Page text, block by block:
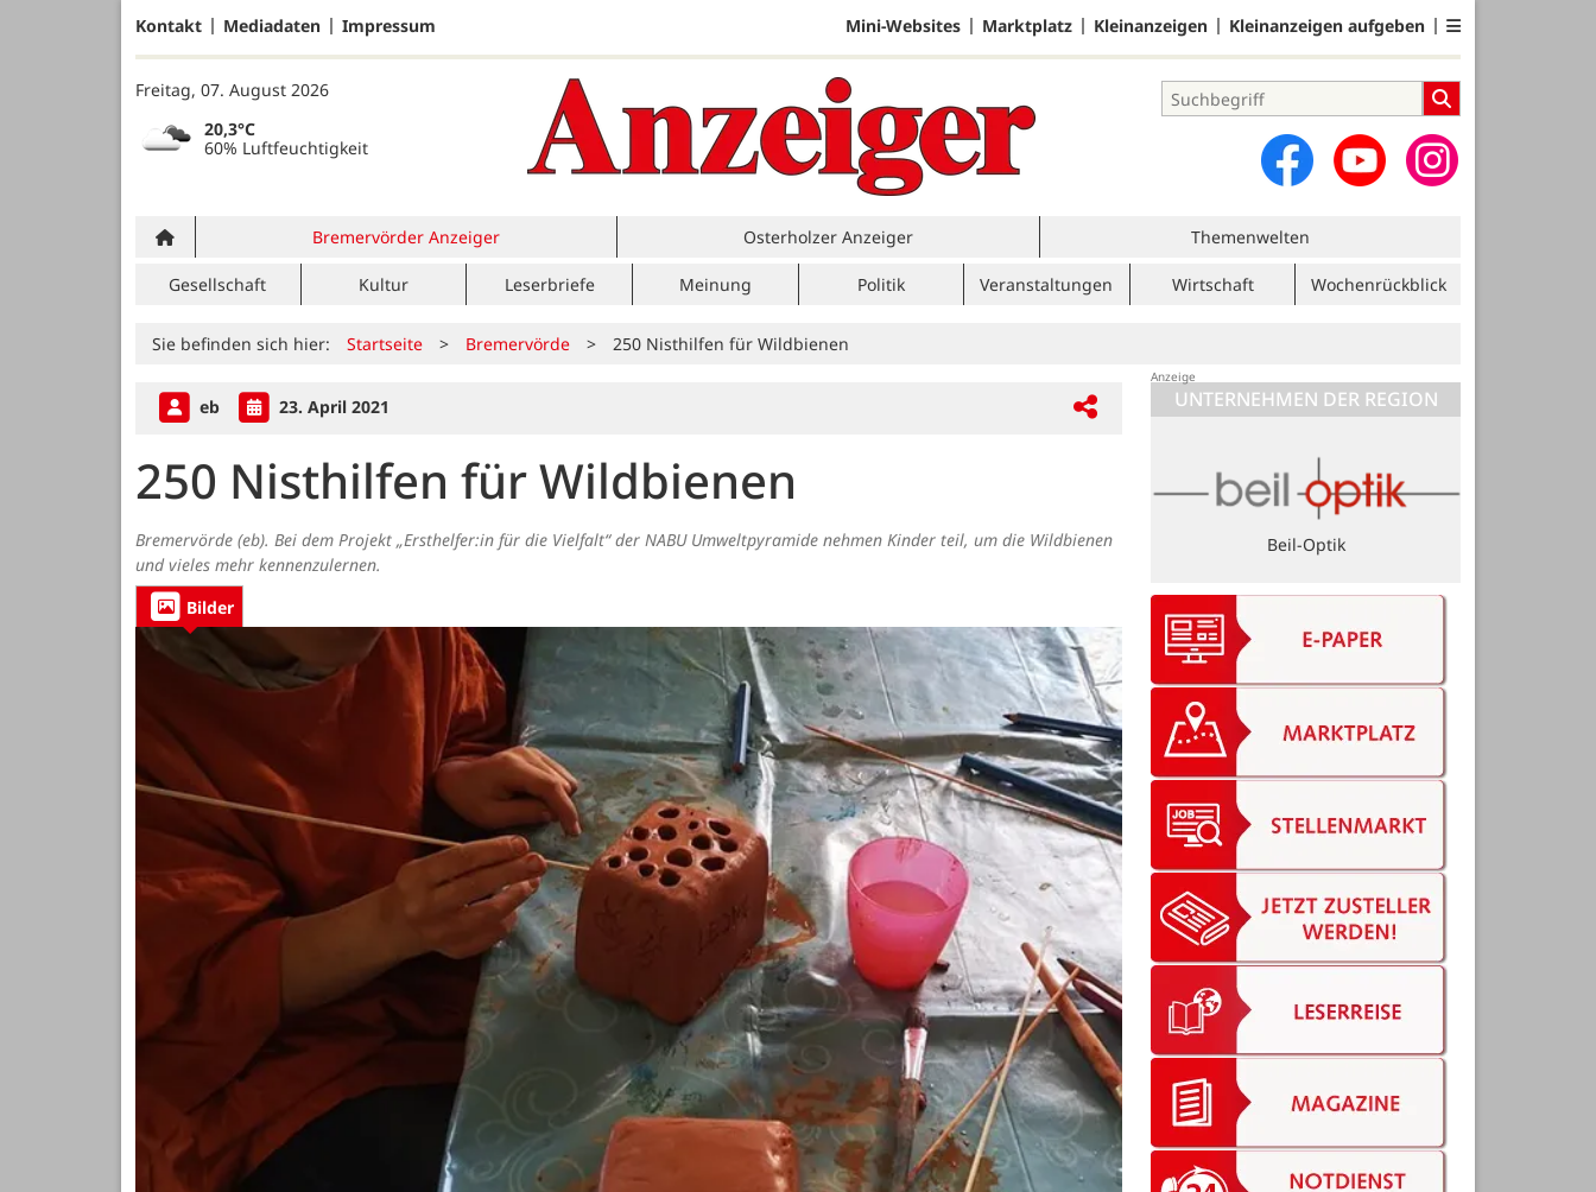
Kontakt Mediadaten Impressum Mini-Websites Marktplatz Kleinanzeigen Kleinanzeigen aufgeben
Freitag, 07. August 2026
20,3°C
60% Luftfeuchtigkeit
Bremervörder Anzeiger Osterholzer Anzeiger Themenwelten
Gesellschaft Kultur Leserbriefe Meinung Politik Veranstaltungen Wirtschaft Wochenrückblick
Sie befinden sich hier: Startseite > Bremervörde > 250 Nisthilfen für Wildbienen
eb 23. April 2021
250 Nisthilfen für Wildbienen
Bremervörde (eb). Bei dem Projekt „Ersthelfer:in für die Vielfalt“ der NABU Umweltpyramide nehmen Kinder teil, um die Wildbienen
und vieles mehr kennenzulernen.
Bilder
UNTERNEHMEN DER REGION
Blome Elektrik GmbH